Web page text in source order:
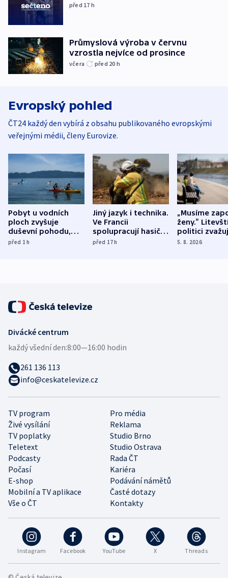
před 17 h
Průmyslová výroba v červnu
vzrostla nejvíce od prosince
včera před 20 h
Evropský pohled
ČT24 každý den vybírá z obsahu publikovaného evropskými
veřejnými médii, členy Eurovize.
Pobyt u vodních
ploch zvyšuje
duševní pohodu,
ukázala
před 1h
Jiný jazyk i technika.
Ve Francii
spolupracují hasiči z
různých zemí
před 17h
„Musíme
ženy.“
politici
dohodu o
5. 8. 2026
Instagram Facebook YouTube X Threads
TV program
Pro média
Živé vysílání
Reklama
TV poplatky
Studio Brno
Teletext
Studio Ostrava
Podcasty
Rada ČT
Počasí
Kariéra
E-shop
Podávání námětů
Mobilní a TV aplikace
Časté dotazy
Vše o ČT
Kontakty
Divácké centrum
každý všední den:8:00—16:00 hodin
261 136 113
info@ceskatelevize.cz